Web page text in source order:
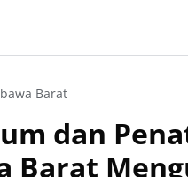
Barat
dan
Barat